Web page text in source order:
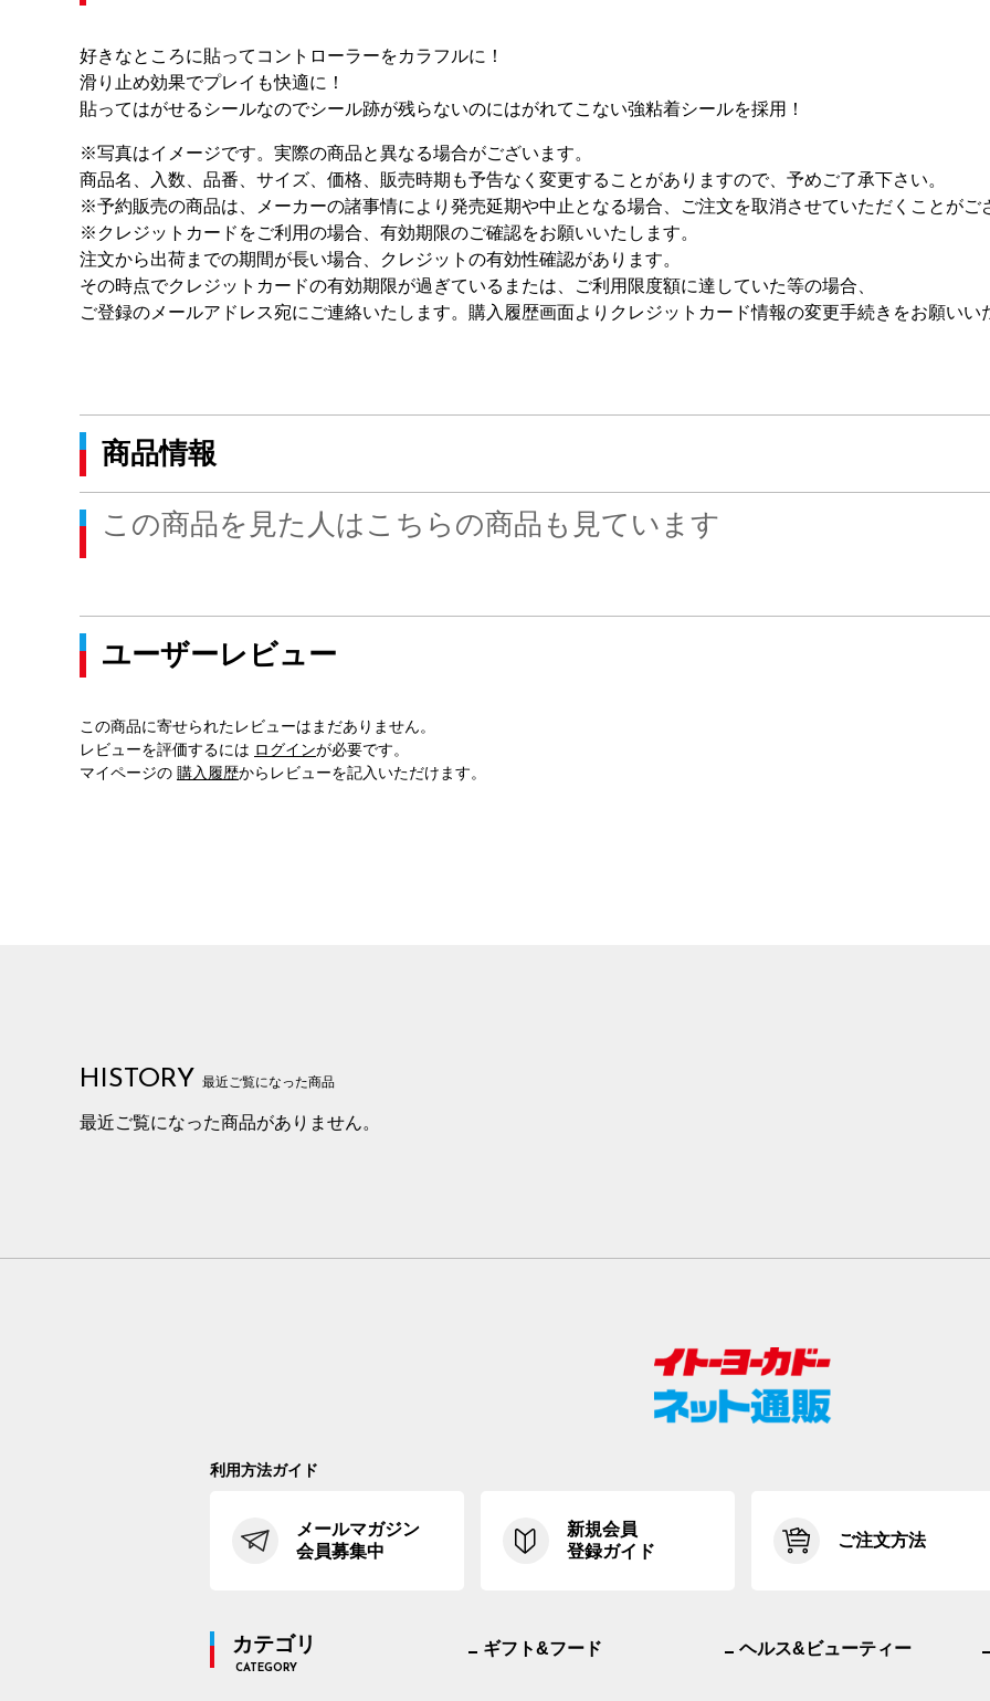
好きなところに貼ってコントローラーをカラフルに！
滑り止め効果でプレイも快適に！
貼ってはがせるシールなのでシール跡が残らないのにはがれてこない強粘着シールを採用！
※写真はイメージです。実際の商品と異なる場合がございます。
商品名、入数、品番、サイズ、価格、販売時期も予告なく変更することがありますので、予めご了承下さい。
※予約販売の商品は、メーカーの諸事情により発売延期や中止となる場合、ご注文を取消させていただくことがご
※クレジットカードをご利用の場合、有効期限のご確認をお願いいたします。
注文から出荷までの期間が長い場合、クレジットの有効性確認があります。
その時点でクレジットカードの有効期限が過ぎているまたは、ご利用限度額に達していた等の場合、
ご登録のメールアドレス宛にご連絡いたします。購入履歴画面よりクレジットカード情報の変更手続きをお願いい
商品情報
この商品を見た人はこちらの商品も見ています
ユーザーレビュー
この商品に寄せられたレビューはまだありません。
レビューを評価するには ログインが必要です。
マイページの 購入履歴からレビューを記入いただけます。
HISTORY 最近ご覧になった商品
最近ご覧になった商品がありません。
利用方法ガイド
メールマガジン
会員募集中
新規会員
登録ガイド
ご注文方法
カテゴリ
CATEGORY
ギフト&フード ヘルス&ビューティー